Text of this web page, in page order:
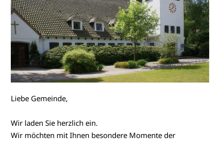
Liebe Gemeinde,
Wir laden Sie herzlich ein.
Wir möchten mit Ihnen besondere Momente der